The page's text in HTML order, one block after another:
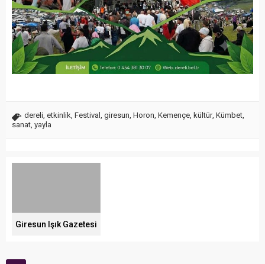
dereli, etkinlik, Festival , giresun, Horon, Kemençe, kültür, Kümbet,
sanat, yayla
Giresun Işık Gazetesi